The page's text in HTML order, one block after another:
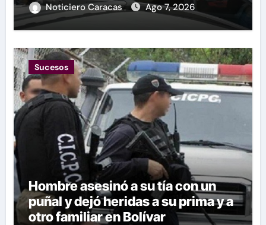
Noticiero Caracas Ago 7, 2026
Sucesos
Hombre asesinó a su tía con un
puñal y dejó heridas a su prima y a
otro familiar en Bolívar